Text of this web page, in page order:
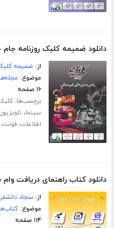
دانلود ضمیمه کلیک روزنامه جام
از: ضمیمه
موضوع:
۱۶ صفحه
برچسب‌ها:
سینما،
اطلاعات، فونت،
دانلود کتاب راهنمای دریافت وام
از:سجاد دانشفر
موضوع:
۱۱۴ صفحه